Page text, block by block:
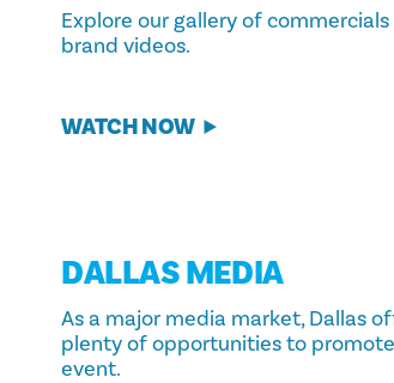
Explore our gallery of commercials
brand videos.
WATCH NOW
DALLAS MEDIA
As a major media market, Dallas
plenty of opportunities to
event.